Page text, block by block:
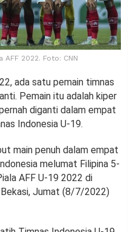
2022. Foto: CNN
ada satu pemain timnas
Pemain itu adalah kiper
diganti dalam empat
Indonesia U-19.
main penuh dalam empat
melumat Filipina 5-
AFF U-19 2022 di
Jumat (8/7/2022)